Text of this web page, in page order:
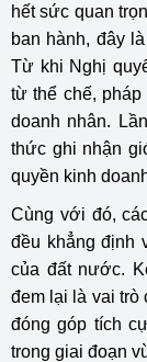
hết sức quan
ban hành, đây
Từ khi Nghị
từ thể chế,
doanh nhân.
thức ghi nhận
quyền kinh
Cùng với đó,
đều khẳng định
của đất nước.
đem lại là vai trò
đóng góp tích
trong giai đoạn